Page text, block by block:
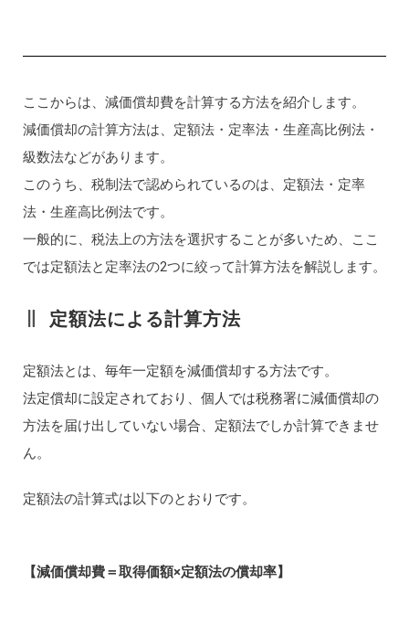
ここからは、減価償却費を計算する方法を紹介します。
減価償却の計算方法は、定額法・定率法・生産高比例法・
級数法などがあります。
このうち、税制法で認められているのは、定額法・定率
法・生産高比例法です。
一般的に、税法上の方法を選択することが多いため、ここ
では定額法と定率法の2つに絞って計算方法を解説します。
定額法による計算方法
定額法とは、毎年一定額を減価償却する方法です。
法定償却に設定されており、個人では税務署に減価償却の
方法を届け出していない場合、定額法でしか計算できませ
ん。
定額法の計算式は以下のとおりです。
【減価償却費＝取得価額×定額法の償却率】